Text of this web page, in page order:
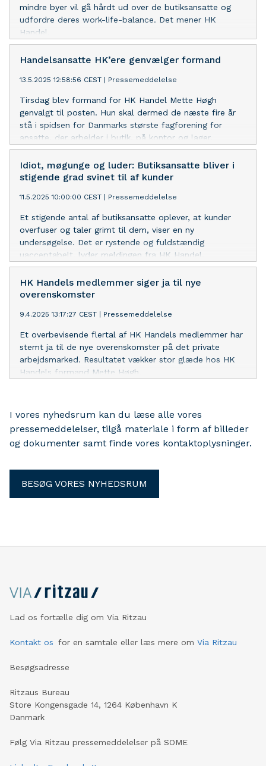
mindre byer vil gå hårdt ud over de butiksansatte og
udfordre deres work-life-balance. Det mener HK
Handel.
Handelsansatte HK’ere genvælger formand
13.5.2025 12:58:56 CEST Pressemeddelelse
Tirsdag blev formand for HK Handel Mette Høgh
genvalgt til posten. Hun skal dermed de næste fire år
stå i spidsen for Danmarks største fagforening for
ansatte, der arbejder i butik, på kontor og lager.
Idiot, møgunge og luder: Butiksansatte bliver i
stigende grad svinet til af kunder
11.5.2025 10:00:00 CEST Pressemeddelelse
Et stigende antal af butiksansatte oplever, at kunder
overfuser og taler grimt til dem, viser en ny
undersøgelse. Det er rystende og fuldstændig
uacceptabelt, lyder meldingen fra HK Handel.
HK Handels medlemmer siger ja til nye
overenskomster
9.4.2025 13:17:27 CEST Pressemeddelelse
Et overbevisende flertal af HK Handels medlemmer har
stemt ja til de nye overenskomster på det private
arbejdsmarked. Resultatet vækker stor glæde hos HK
Handels formand Mette Høgh.
I vores nyhedsrum kan du læse alle vores
pressemeddelelser, tilgå materiale i form af billeder
og dokumenter samt finde vores kontaktoplysninger.
BESØG VORES NYHEDSRUM
Lad os fortælle dig om Via Ritzau
Kontakt os for en samtale eller læs mere om Via Ritzau
Besøgsadresse
Ritzaus Bureau
Store Kongensgade 14, 1264 København K
Danmark
Følg Via Ritzau pressemeddelelser på SOME